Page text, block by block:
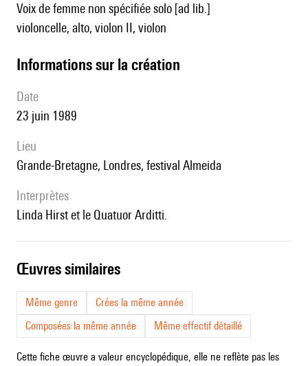
voix de femme non spécifiée solo [ad lib.]
violoncelle, alto, violon II, violon
informations sur la création
date
23 juin 1989
lieu
Grande-Bretagne, Londres, festival Almeida
interprètes
Linda Hirst et le Quatuor Arditti.
œuvres similaires
Même genre
Crées la même année
Composées la même année
Même effectif détaillé
Cette fiche œuvre a valeur encyclopédique, elle ne reflète pas les